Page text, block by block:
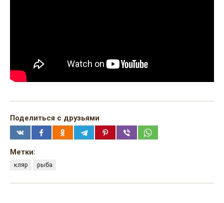
Поделиться с друзьями
Метки:
кляр рыба